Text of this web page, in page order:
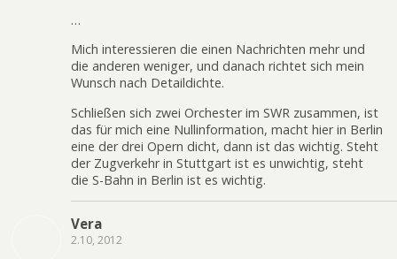
…
Mich interessieren die einen Nachrichten mehr und
die anderen weniger, und danach richtet sich mein
Wunsch nach Detaildichte.
Schließen sich zwei Orchester im SWR zusammen, ist
das für mich eine Nullinformation, macht hier in Berlin
eine der drei Opern dicht, dann ist das wichtig. Steht
der Zugverkehr in Stuttgart ist es unwichtig, steht
die S-Bahn in Berlin ist es wichtig.
Vera
2.10, 2012